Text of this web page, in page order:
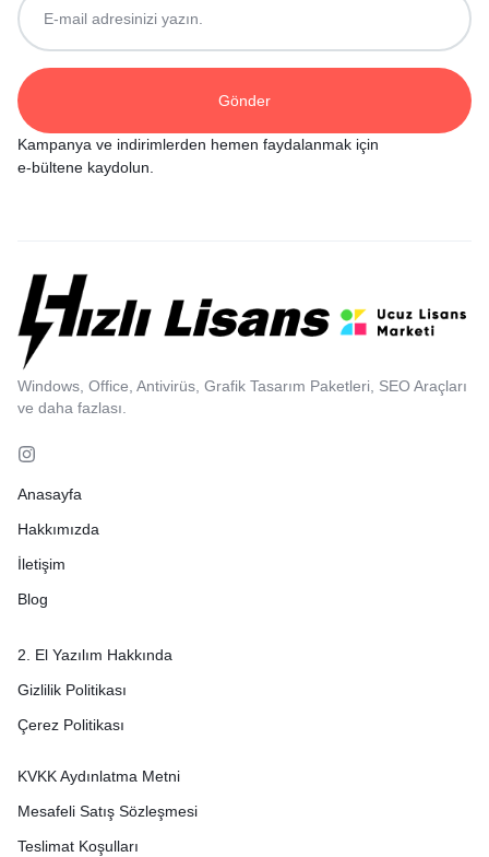
Kampanya ve indirimlerden hemen faydalanmak için
e-bültene kaydolun.
Windows, Office, Antivirüs, Grafik Tasarım Paketleri, SEO Araçları
ve daha fazlası.
Anasayfa
Hakkımızda
İletişim
Blog
2. El Yazılım Hakkında
Gizlilik Politikası
Çerez Politikası
KVKK Aydınlatma Metni
Mesafeli Satış Sözleşmesi
Teslimat Koşulları